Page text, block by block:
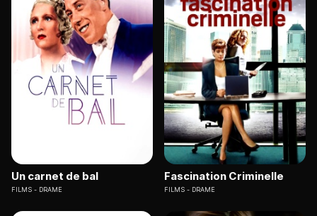
Un carnet de bal
FILMS DRAME
Fascination Criminelle
FILMS DRAME